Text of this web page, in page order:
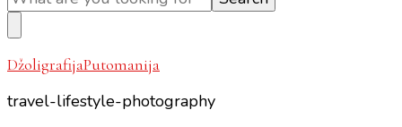
Something?
DžoligrafijaPutomanija
travel-lifestyle-photography